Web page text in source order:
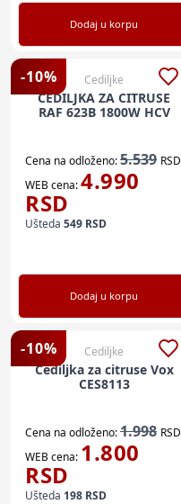
Dodaj u korpu
-10% Cediljke
CEDILJKA ZA CITRUSE
RAF 623B 1800W HCV
Cena na odloženo:5.539 RSD
WEB cena:4.990
RSD
Ušteda 549 RSD
Dodaj u korpu
-10% Cediljke
Cediljka za citruse Vox
CES8113
Cena na odloženo:1.998 RSD
WEB cena: 1.800
RSD
Ušteda 198 RSD